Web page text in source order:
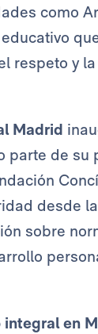
como
respeto y
Madrid
parte de
desde
sobre
integral en